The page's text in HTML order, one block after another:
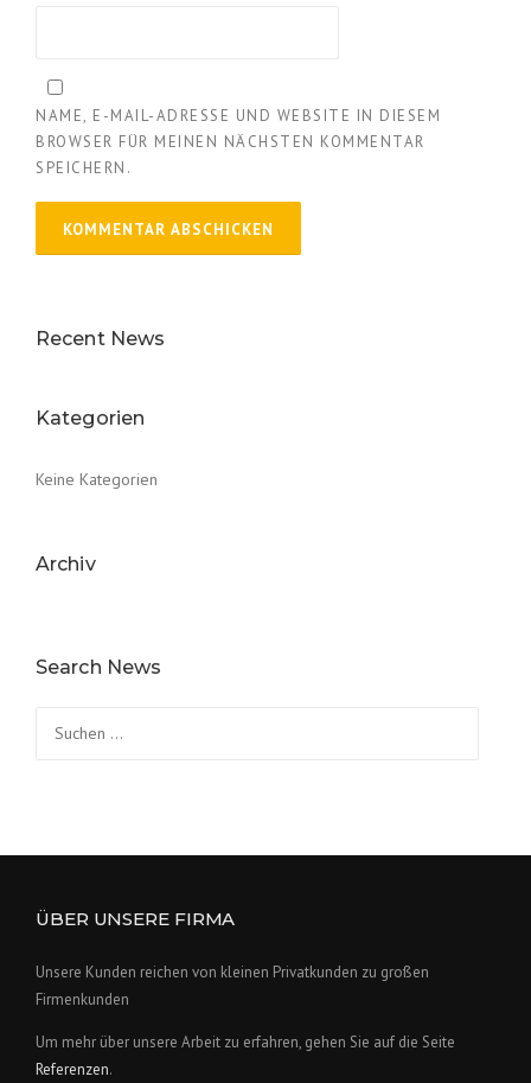
NAME, E-MAIL-ADRESSE UND WEBSITE IN DIESEM
BROWSER FÜR MEINEN NÄCHSTEN KOMMENTAR
SPEICHERN.
Recent News
Kategorien
Keine Kategorien
Archiv
Search News
nach:
ÜBER UNSERE FIRMA
Unsere Kunden reichen von kleinen Privatkunden zu großen
Firmenkunden
Um mehr über unsere Arbeit zu erfahren, gehen Sie auf die Seite
Referenzen.